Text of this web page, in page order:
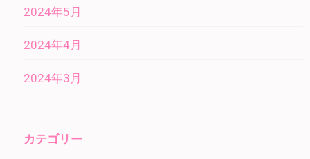
2024年5月
2024年4月
2024年3月
カテゴリー